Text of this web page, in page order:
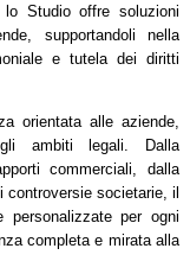
Studio offre soluzioni
supportandoli nella
e tutela dei diritti
orientata alle aziende,
ambiti legali. Dalla
commerciali, dalla
controversie societarie, il
personalizzate per ogni
completa e mirata alla